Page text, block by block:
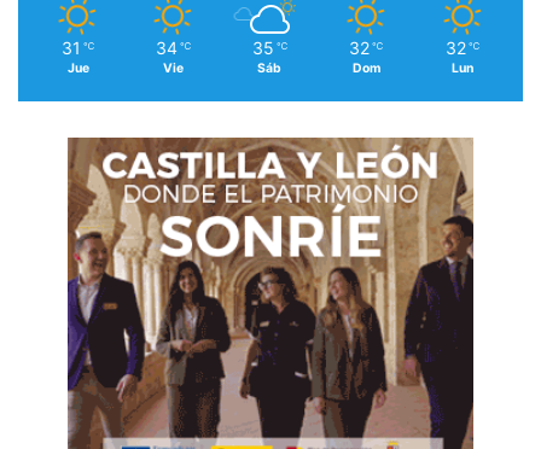
31 ℃
Jue
34 ℃
Vie
35 ℃
Sáb
32 ℃
Dom
32 ℃
Lun